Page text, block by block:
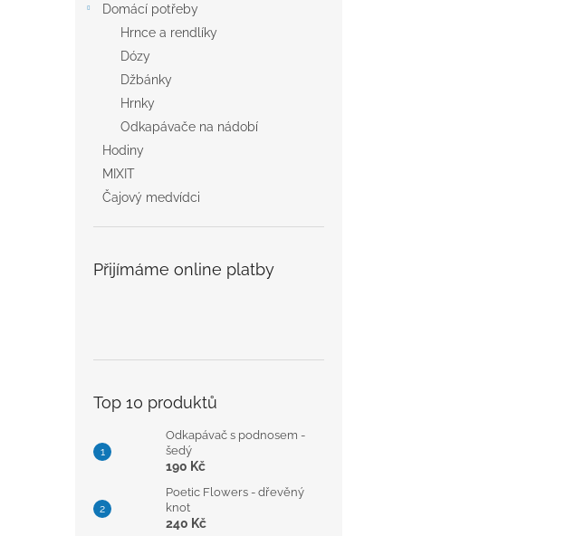
Domácí potřeby
Hrnce a rendlíky
Dózy
Džbánky
Hrnky
Odkapávače na nádobí
Hodiny
MIXIT
Čajový medvídci
Přijímáme online platby
Top 10 produktů
Odkapávač s podnosem -
šedý
190 Kč
Poetic Flowers - dřevěný
knot
240 Kč